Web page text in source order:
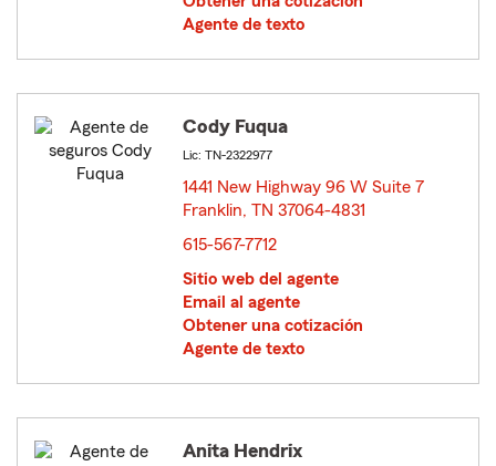
Agente de texto
Cody Fuqua
Lic: TN-2322977
1441 New Highway 96 W Suite 7
Franklin, TN 37064-4831
615-567-7712
Sitio web del agente
Email al agente
Obtener una cotización
Agente de texto
Anita Hendrix